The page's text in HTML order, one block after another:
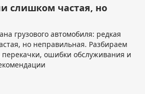
слишком частая, но
грузового автомобиля: редкая
но неправильная. Разбираем
перекачки, ошибки обслуживания и